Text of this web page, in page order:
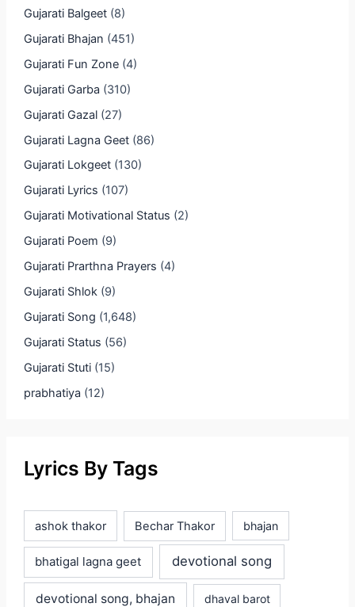
Gujarati Balgeet(8)
Gujarati Bhajan (451)
Gujarati Fun Zone(4)
Gujarati Garba (310)
Gujarati Gazal(27)
Gujarati Lagna Geet(86)
Gujarati Lokgeet(130)
Gujarati Lyrics (107)
Gujarati Motivational Status (2)
Gujarati Poem (9)
Gujarati Prarthna Prayers (4)
Gujarati Shlok(9)
Gujarati Song (1,648)
Gujarati Status (56)
Gujarati Stuti(15)
prabhatiya (12)
Lyrics By Tags
ashok thakor Bechar Thakor bhajan
bhatigal lagna geet devotional song
devotional song, bhajan dhaval barot